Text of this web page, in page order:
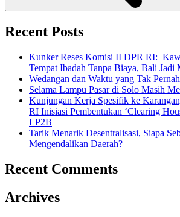
dengan
Narasi
Persatuan”
Recent Posts
Kunker Reses Komisi II DPR RI:
Tempat Ibadah Tanpa Biaya, Bali Jadi
Wedangan dan Waktu yang Tak
Selama Lampu Pasar di Solo Masih
Kunjungan Kerja Spesifik ke
RI Inisiasi Pembentukan ‘Clearing
LP2B
Tarik Menarik Desentralisasi, Siapa
Mengendalikan Daerah?
Recent Comments
Archives